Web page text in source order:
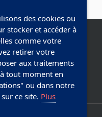
lez-Herlaimont.
communal
& Python
des cookies ou
stocker et accéder à
comme votre
retirer votre
aux traitements
tout moment en
ou dans notre
ce site. Plus